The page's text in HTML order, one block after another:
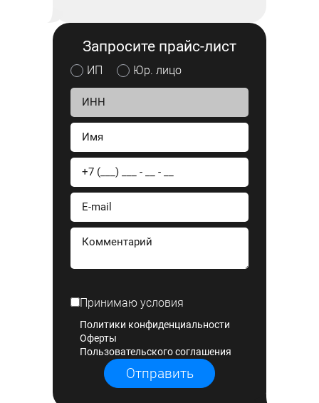
Запросите прайс-лист
ИП Юр. лицо
Принимаю условия
Политики конфиденциальности
Оферты
Пользовательского соглашения
Отправить